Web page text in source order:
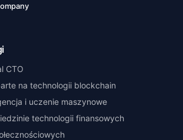
CTO
na technologii blockchain
i uczenie maszynowe
technologii finansowych